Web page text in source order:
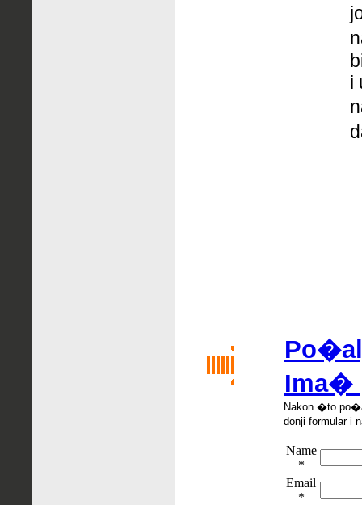
i
Ima�
Nakon �to po�
donji formular i
Name
*
Email
*